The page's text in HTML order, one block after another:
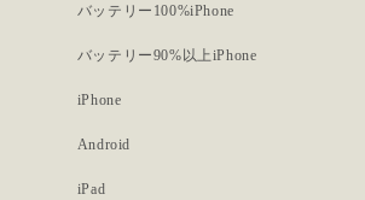
バッテリー100%iPhone
バッテリー90%以上iPhone
iPhone
Android
iPad